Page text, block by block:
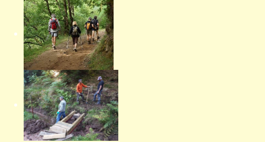
Mardi 11 août
Programme annuel